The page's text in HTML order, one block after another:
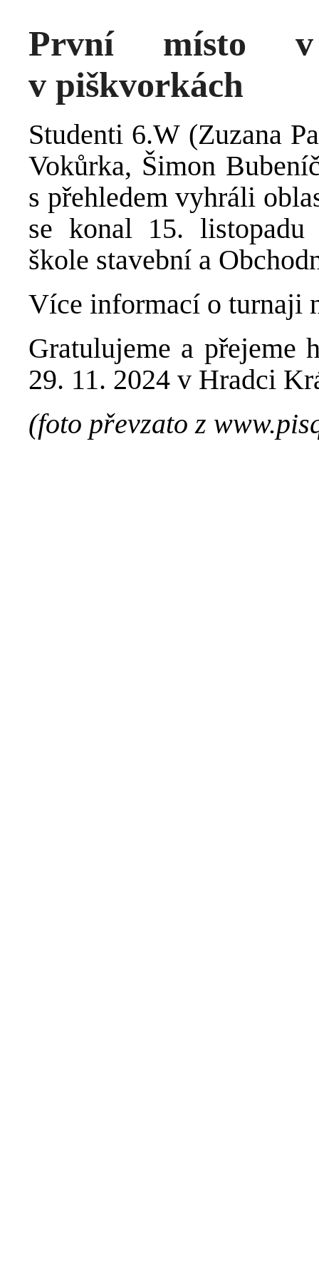
První místo v
v piškvorkách
Studenti 6.W (Zuzana
Vokůrka, Šimon
s přehledem vyhráli
se konal 15. listopadu
škole stavební a
Více informací o turnaji
Gratulujeme a přejeme
29. 11. 2024 v Hradci
(foto převzato z